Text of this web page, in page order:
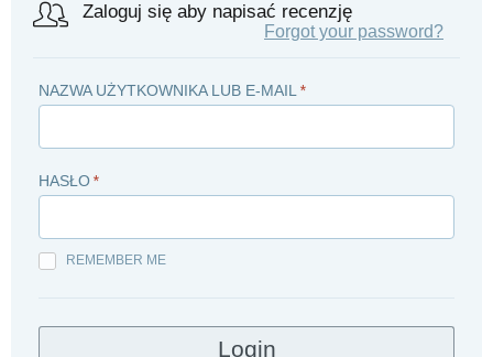
Zaloguj się aby napisać recenzję
Forgot your password?
NAZWA UŻYTKOWNIKA LUB E-MAIL *
HASŁO *
REMEMBER ME